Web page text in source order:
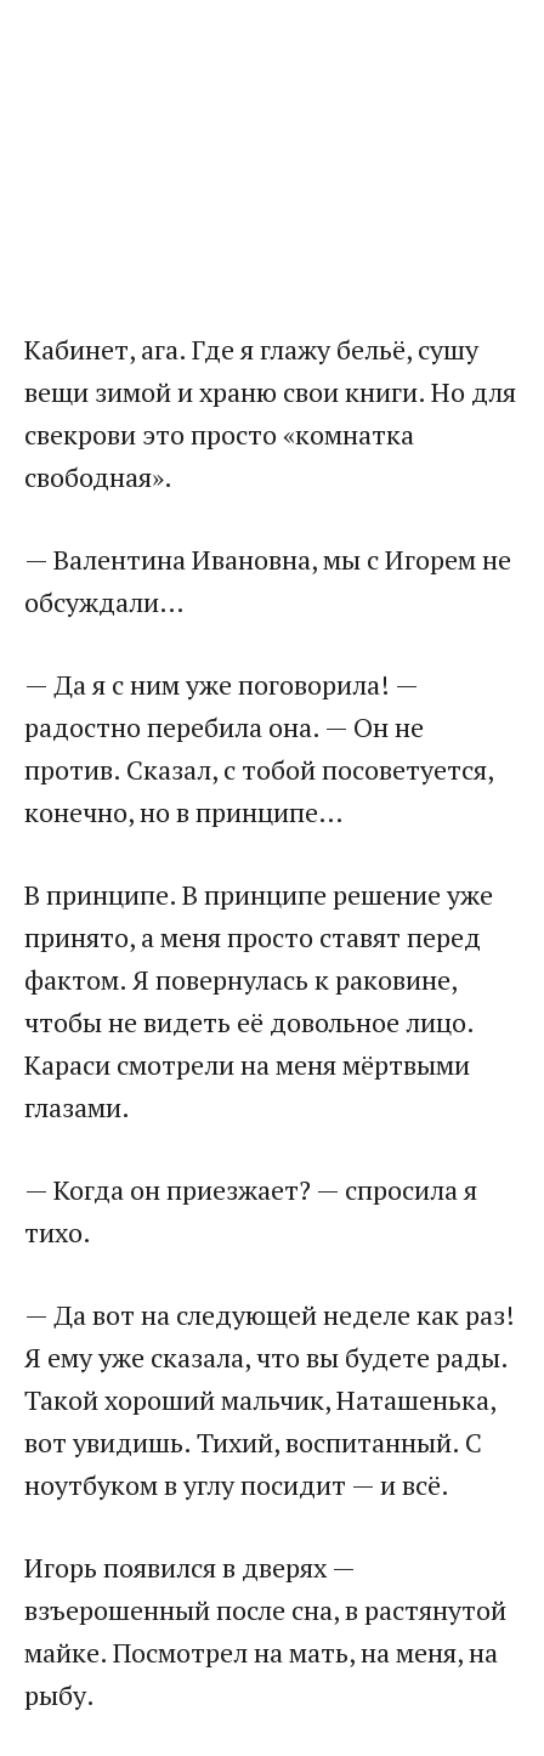
Кабинет, ага. Где я глажу бельё, сушу
вещи зимой и храню свои книги. Но для
свекрови это просто «комнатка
свободная».
— Валентина Ивановна, мы с Игорем не
обсуждали…
— Да я с ним уже поговорила! —
радостно перебила она. — Он не
против. Сказал, с тобой посоветуется,
конечно, но в принципе…
В принципе. В принципе решение уже
принято, а меня просто ставят перед
фактом. Я повернулась к раковине,
чтобы не видеть её довольное лицо.
Караси смотрели на меня мёртвыми
глазами.
— Когда он приезжает? — спросила я
тихо.
— Да вот на следующей неделе как раз!
Я ему уже сказала, что вы будете рады.
Такой хороший мальчик, Наташенька,
вот увидишь. Тихий, воспитанный. С
ноутбуком в углу посидит — и всё.
Игорь появился в дверях —
взъерошенный после сна, в растянутой
майке. Посмотрел на мать, на меня, на
рыбу.